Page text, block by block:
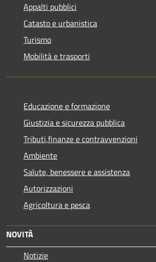
Appalti pubblici
Catasto e urbanistica
Turismo
Mobilità e trasporti
Educazione e formazione
Giustizia e sicurezza pubblica
Tributi,finanze e contravvenzioni
Ambiente
Salute, benessere e assistenza
Autorizzazioni
Agricoltura e pesca
NOVITÀ
Notizie